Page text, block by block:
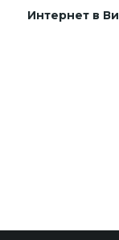
Интернет в